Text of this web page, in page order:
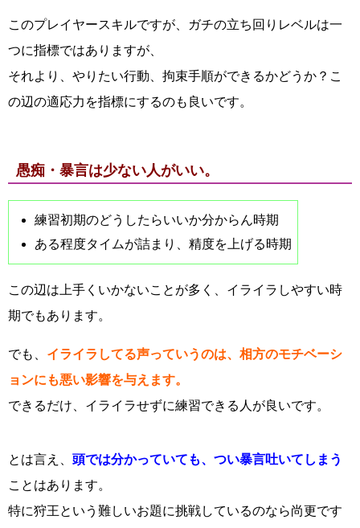
このプレイヤースキルですが、ガチの立ち回りレベルは一
つに指標ではありますが、
それより、やりたい行動、拘束手順ができるかどうか？こ
の辺の適応力を指標にするのも良いです。
愚痴・暴言は少ない人がいい。
練習初期のどうしたらいいか分からん時期
ある程度タイムが詰まり、精度を上げる時期
この辺は上手くいかないことが多く、イライラしやすい時
期でもあります。
でも、 イライラしてる声っていうのは、相方のモチベーシ
ョンにも悪い影響を与えます。
できるだけ、イライラせずに練習できる人が良いです。
とは言え、 頭では分かっていても、つい暴言吐いてしまう
ことはあります。
特に狩王という難しいお題に挑戦しているのなら尚更です